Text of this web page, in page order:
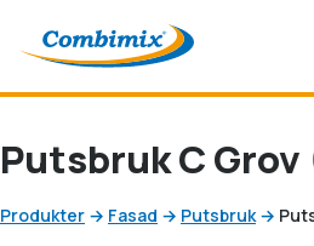
Putsbruk C Grov
Produkter → Fasad → Putsbruk →